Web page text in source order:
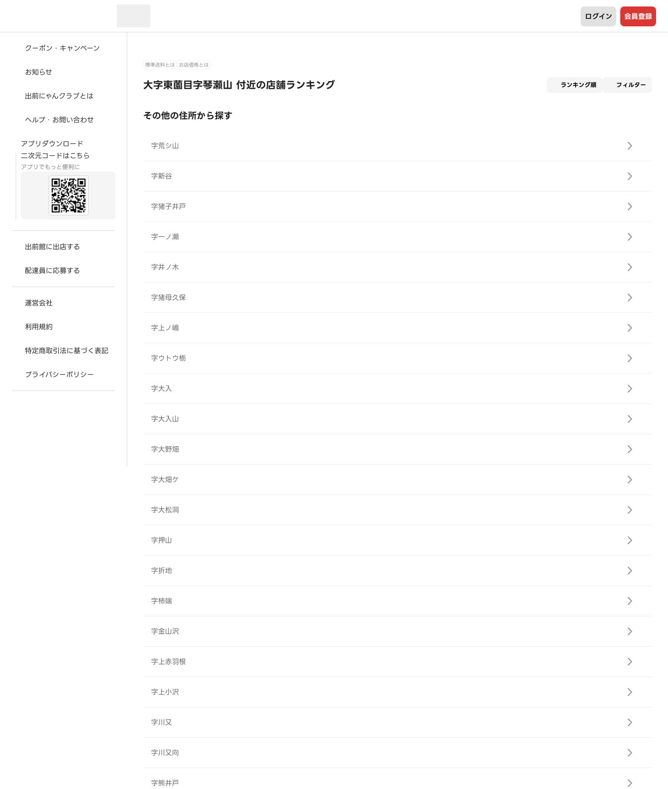
ログイン 会員登録
クーポン・キャンペーン
お知らせ
出前にゃんクラブとは
ヘルプ・お問い合わせ
アプリダウンロード
二次元コードはこちら
アプリでもっと便利に
出前館に出店する
配達員に応募する
運営会社
利用規約
特定商取引法に基づく表記
プライバシーポリシー
標準送料とは お店価格とは
大字東薗目字琴瀬山 付近の店舗ランキング ランキング順 フィルター
その他の住所から探す
字荒シ山
字新谷
字猪子井戸
字一ノ瀬
字井ノ木
字猪母久保
字上ノ嶋
字ウトウ栃
字大入
字大入山
字大野畑
字大畑ケ
字大松洞
字押山
字折地
字柿端
字金山沢
字上赤羽根
字上小沢
字川又
字川又向
字熊井戸